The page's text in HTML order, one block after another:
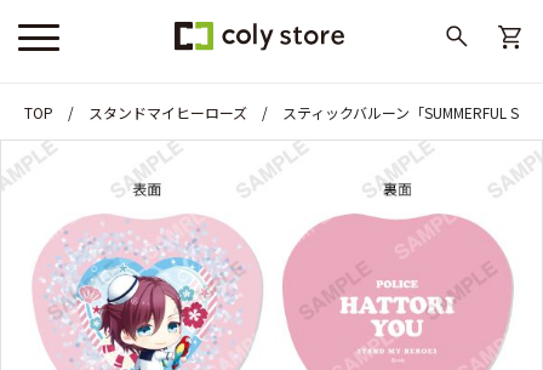
TOP スタンドマイヒーローズ スティックバルーン「SUMMERFUL